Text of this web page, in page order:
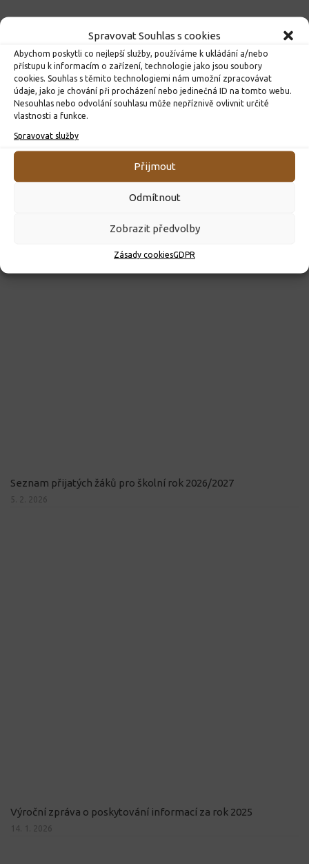
Spravovat Souhlas s cookies
Abychom poskytli co nejlepší služby, používáme k ukládání a/nebo
přístupu k informacím o zařízení, technologie jako jsou soubory
cookies. Souhlas s těmito technologiemi nám umožní zpracovávat
údaje, jako je chování při procházení nebo jedinečná ID na tomto webu.
Nesouhlas nebo odvolání souhlasu může nepříznivě ovlivnit určité
vlastnosti a funkce.
Spravovat služby
Přijmout
Odmítnout
Zobrazit předvolby
Zásady cookiesGDPR
ROZHODNUTÍ O PŘIJETÍ K PŘEDŠKOLNÍMU VZDĚLÁVÁNÍ
PRO ROK 2026
Seznam přijatých žáků pro školní rok 2026/2027
5. 2. 2026
Výroční zpráva o poskytování informací za rok 2025
14. 1. 2026